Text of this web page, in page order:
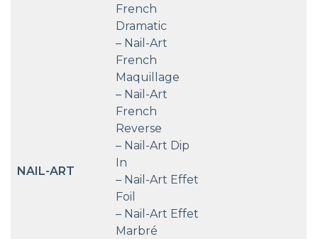
NAIL-ART
French
Dramatic
– Nail-Art
French
Maquillage
– Nail-Art
French
Reverse
– Nail-Art Dip
In
– Nail-Art Effet
Foil
– Nail-Art Effet
Marbré